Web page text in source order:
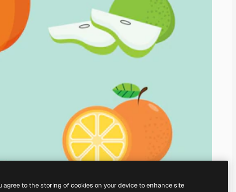
agree to the storing of cookies on your device to enhance site